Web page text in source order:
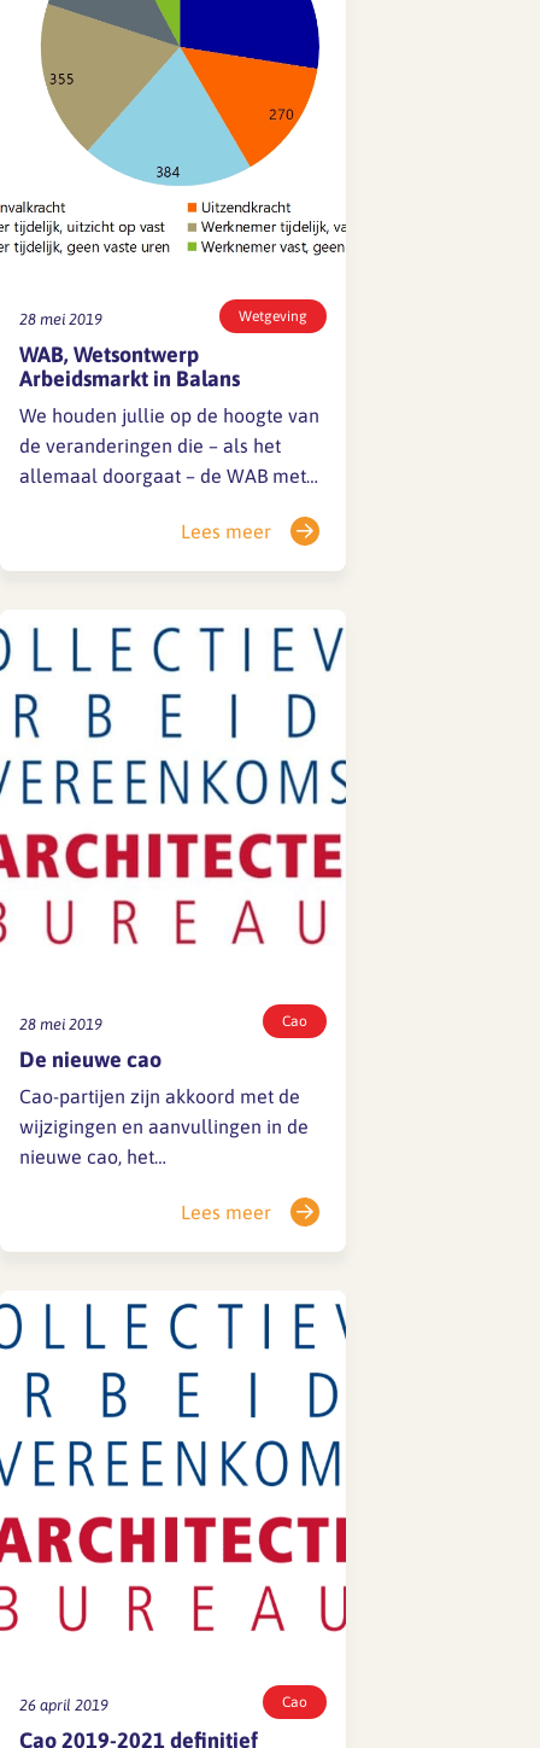
antwoordenvelop of digitaal,…
28 mei 2019 Wetgeving
WAB, Wetsontwerp
Arbeidsmarkt in Balans
We houden jullie op de hoogte van
de veranderingen die – als het
allemaal doorgaat – de WAB met
dat heeft. De beoogde invoering
van de WAB is 1 januari 2020.
Lees meer
28 mei 2019 Cao
De nieuwe cao
Cao-partijen zijn akkoord met de
wijzigingen en aanvullingen in de
nieuwe cao, het
eerder gepubliceerd. De cao is
naar het ministerie van SZW
verbindendverklaring. Dat kan acht
weken duren. Daarna wordt de cao
op de website gezet met de nieuwe
toegankelijkheid en wordt…
Lees meer
26 april 2019 Cao
Cao 2019-2021 definitief